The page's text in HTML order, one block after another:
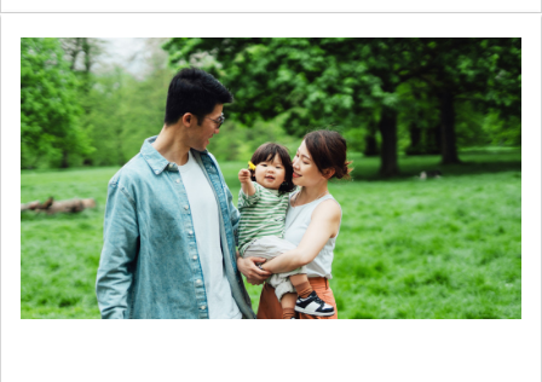
和理賠方式，再按自己的收入、健康狀況、家庭責任和預
算，逐步建立適合自己保險計劃。